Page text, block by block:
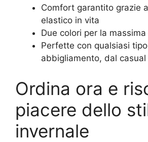
Comfort garantito grazie
elastico in vita
Due colori per la
Perfette con qualsiasi
abbigliamento, dal casual
Ordina ora e
piacere dello
invernale